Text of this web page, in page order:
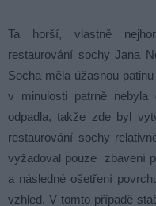
Ta horší, vlastně
restaurování sochy Jana
Socha měla úžasnou
v minulosti patrně nebyla
odpadla, takže zde byl
restaurování sochy
vyžadoval pouze zbavení
a následné ošetření
vzhled. V tomto případě